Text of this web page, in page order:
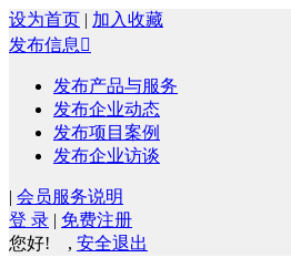
设为首页 | 加入收藏
发布信息 
发布产品与服务
发布企业动态
发布项目案例
发布企业访谈
| 会员服务说明
登 录 | 免费注册
您好!
, 安全退出